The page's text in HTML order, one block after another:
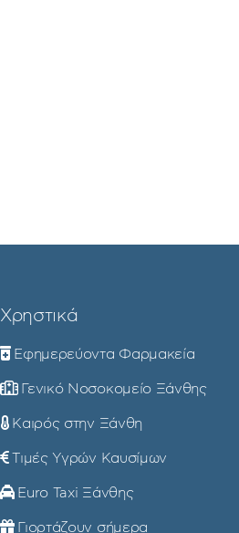
Χρηστικά
Εφημερεύοντα Φαρμακεία
Γενικό Νοσοκομείο Ξάνθης
Καιρός στην Ξάνθη
Τιμές Υγρών Καυσίμων
Euro Taxi Ξάνθης
Γιορτάζουν σήμερα